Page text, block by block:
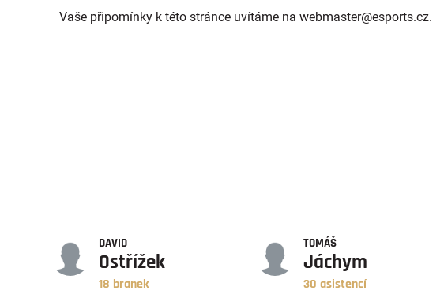
Vaše připomínky k této stránce uvítáme na webmaster@esports.cz.
DAVID
Ostřížek
18 branek
TOMÁŠ
Jáchym
30 asistencí